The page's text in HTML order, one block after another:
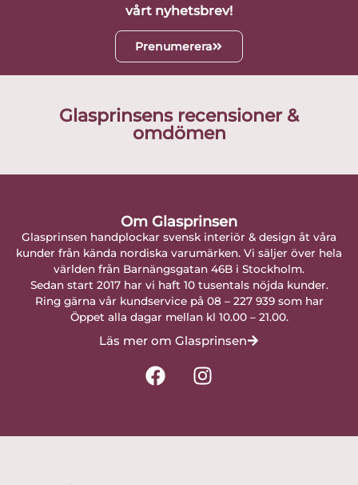
vårt nyhetsbrev!
Prenumerera
Glasprinsens recensioner &
omdömen
Om Glasprinsen
Glasprinsen handplockar svensk interiör & design åt våra
kunder från kända nordiska varumärken. Vi säljer över hela
världen från Barnängsgatan 46B i Stockholm.
Sedan start 2017 har vi haft 10 tusentals nöjda kunder.
Ring gärna vår kundservice på 08 – 227 939 som har
Öppet alla dagar mellan kl 10.00 – 21.00.
Läs mer om Glasprinsen
F
a
I
n